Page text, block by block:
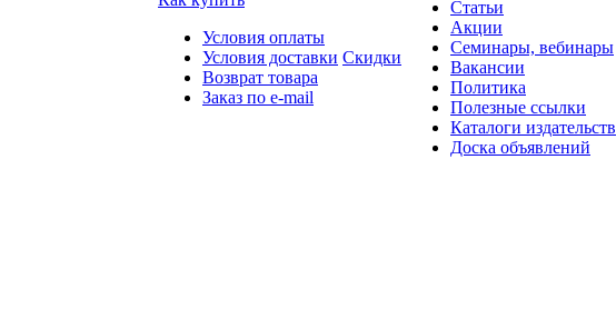
Условия оплаты
Условия доставки
Возврат товара
Заказ по e-mail
Скидки
Статьи
Акции
Семинары, вебинары
Вакансии
Политика
Полезные ссылки
Каталоги издательств
Доска объявлений